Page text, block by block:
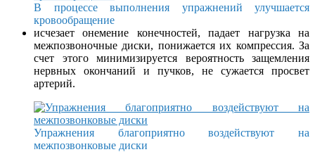
В процессе выполнения упражнений улучшается
кровообращение
исчезает онемение конечностей, падает нагрузка на
межпозвоночные диски, понижается их компрессия. За
счет этого минимизируется вероятность защемления
нервных окончаний и пучков, не сужается просвет
артерий.
Упражнения благоприятно воздействуют на
межпозвонковые диски